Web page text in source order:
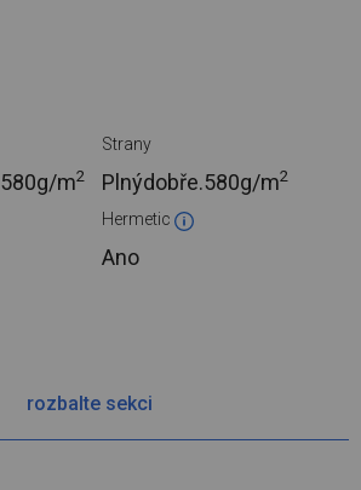
580g/m2
Strany
Plnýdobře.580g/m2
Hermetic
Ano
rozbalte sekci